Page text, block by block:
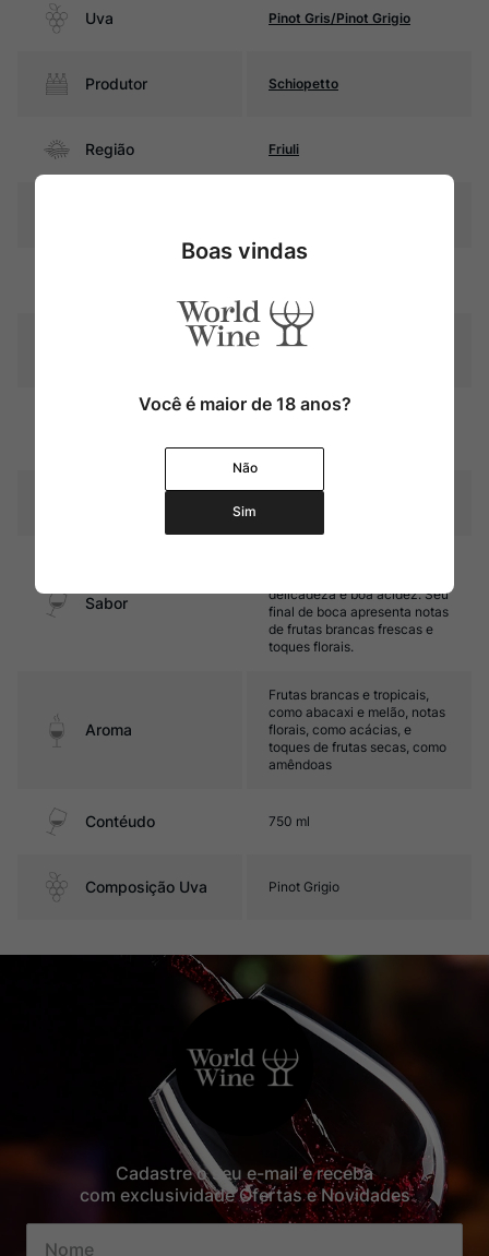
Uva Pinot Gris/Pinot Grigio
Produtor Schiopetto
Região Friuli
Graduação Alcóoli
13,5%
8 meses em tanques de aço
borras
Sabor
delicadeza e boa acidez. Seu
final de boca apresenta notas
de frutas brancas frescas e
toques florais.
Aroma
Frutas brancas e tropicais,
como abacaxi e melão, notas
florais, como acácias, e
toques de frutas secas, como
amêndoas
Contéudo 750 ml
Composição Uva Pinot Grigio
Cadastre o seu e-mail e receba
com exclusividade Ofertas e Novidades
Boas vindas
Você é maior de 18 anos?
Não
Sim